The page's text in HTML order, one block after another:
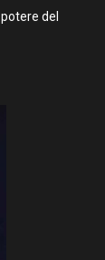
del